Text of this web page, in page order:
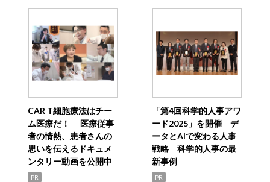
CAR T細胞療法はチー
ム医療だ！ 医療従事
者の情熱、患者さんの
思いを伝えるドキュメ
ンタリー動画を公開中
PR
「第4回科学的人事アワ
ード2025」を開催 デ
ータとAIで変わる人事
戦略 科学的人事の最
新事例
PR